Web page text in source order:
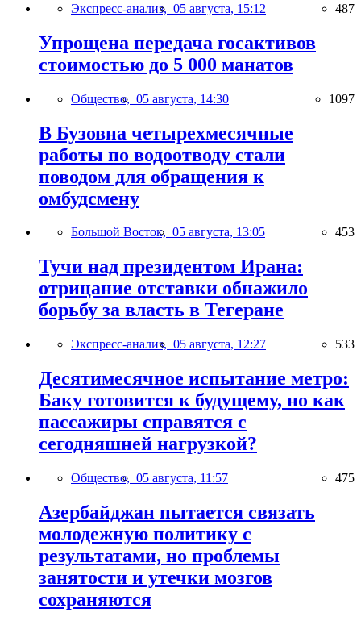
Экспресс-анализ, 05 августа, 15:12 487
Упрощена передача госактивов
стоимостью до 5 000 манатов
Общество, 05 августа, 14:30 1097
В Бузовна четырехмесячные
работы по водоотводу стали
поводом для обращения к
омбудсмену
Большой Восток, 05 августа, 13:05 453
Тучи над президентом Ирана:
отрицание отставки обнажило
борьбу за власть в Тегеране
Экспресс-анализ, 05 августа, 12:27 533
Десятимесячное испытание метро:
Баку готовится к будущему, но как
пассажиры справятся с
сегодняшней нагрузкой?
Общество, 05 августа, 11:57 475
Азербайджан пытается связать
молодежную политику с
результатами, но проблемы
занятости и утечки мозгов
сохраняются